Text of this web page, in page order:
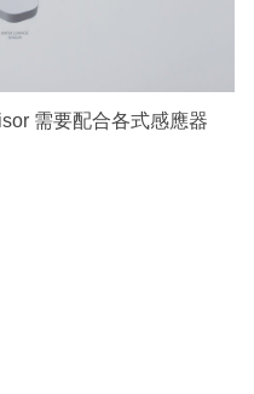
需要配合各式感應器